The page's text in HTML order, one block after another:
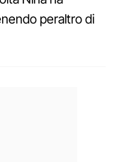
peraltro di